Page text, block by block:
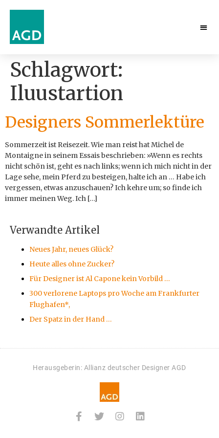
Schlagwort:
Iluustartion
Designers Sommerlektüre
Sommerzeit ist Reisezeit. Wie man reist hat Michel de
Montaigne in seinem Essais beschrieben: »Wenn es rechts
nicht schön ist, geht es nach links; wenn ich mich nicht in der
Lage sehe, mein Pferd zu besteigen, halte ich an … Habe ich
vergessen, etwas anzuschauen? Ich kehre um; so finde ich
immer meinen Weg. Ich […]
Verwandte Artikel
Neues Jahr, neues Glück?
Heute alles ohne Zucker?
Für Designer ist Al Capone kein Vorbild …
300 verlorene Laptops pro Woche am Frankfurter
Flughafen*,
Der Spatz in der Hand …
Herausgeberin: Allianz deutscher Designer AGD